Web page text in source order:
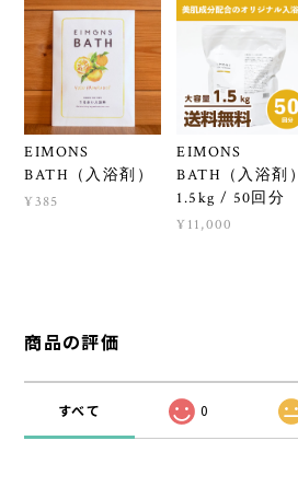
EIMONS
BATH（入浴剤）
¥385
EIMONS
BATH（入浴剤）
1.5kg / 50回分
¥11,000
商品の評価
すべて 0